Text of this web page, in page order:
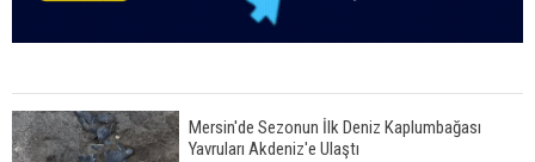
Mersin'de Sezonun İlk Deniz Kaplumbağası
Yavruları Akdeniz'e Ulaştı